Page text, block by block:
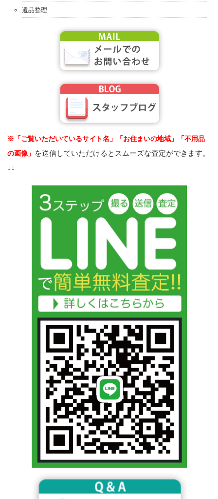
遺品整理
※「ご覧いただいているサイト名」「お住まいの地域」「不用品
の画像」 を送信していただけるとスムーズな査定ができます。
↓↓